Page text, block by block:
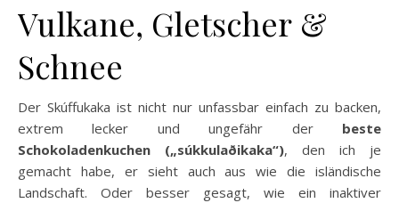
Vulkane, Gletscher &
Schnee
Der Skúffukaka ist nicht nur unfassbar einfach zu backen,
extrem lecker und ungefähr der beste
Schokoladenkuchen („súkkulaðikaka“), den ich je
gemacht habe, er sieht auch aus wie die isländische
Landschaft. Oder besser gesagt, wie ein inaktiver